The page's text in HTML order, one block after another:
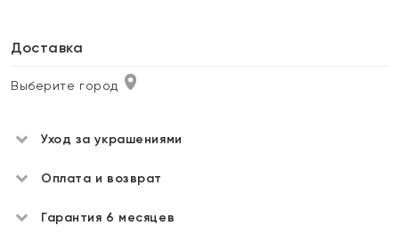
Доставка
Выберите город
Уход за украшениями
Оплата и возврат
Гарантия 6 месяцев